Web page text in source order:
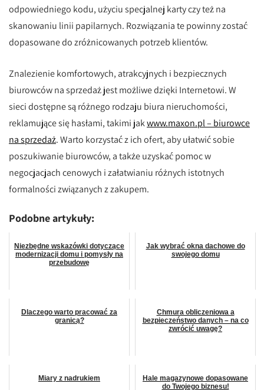
odpowiedniego kodu, użyciu specjalnej karty czy też na
skanowaniu linii papilarnych. Rozwiązania te powinny zostać
dopasowane do zróżnicowanych potrzeb klientów.
Znalezienie komfortowych, atrakcyjnych i bezpiecznych
biurowców na sprzedaż jest możliwe dzięki Internetowi. W
sieci dostępne są różnego rodzaju biura nieruchomości,
reklamujące się hasłami, takimi jakwww.maxon.pl – biurowce
na sprzedaż. Warto korzystać z ich ofert, aby ułatwić sobie
poszukiwanie biurowców, a także uzyskać pomoc w
negocjacjach cenowych i załatwianiu różnych istotnych
formalności związanych z zakupem.
Podobne artykuły:
Niezbędne wskazówki dotyczące
modernizacji domu i pomysły na
przebudowę
Jak wybrać okna dachowe do
swojego domu
Dlaczego warto pracować za
granicą?
Chmura obliczeniowa a
bezpieczeństwo danych – na co
zwrócić uwagę?
Miary z nadrukiem
Hale magazynowe dopasowane
do Twojego biznesu!